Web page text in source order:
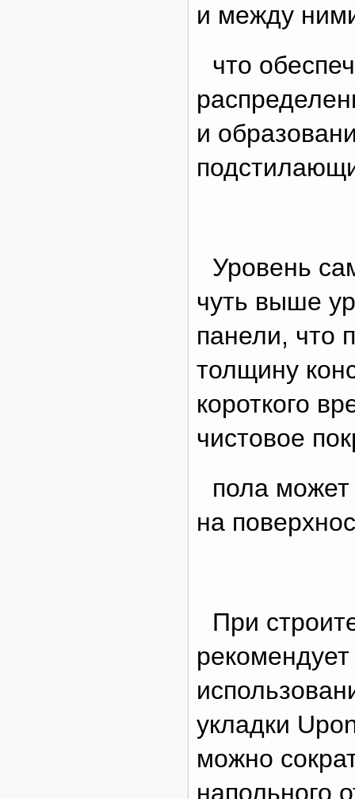
и между
что
и
Уровень
чуть выше
панели, что
толщину
короткого
чистовое
пола
на
При
укладки
можно
напольного